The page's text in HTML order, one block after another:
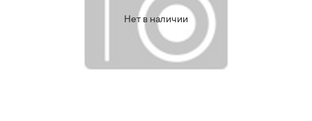
Нет в наличии